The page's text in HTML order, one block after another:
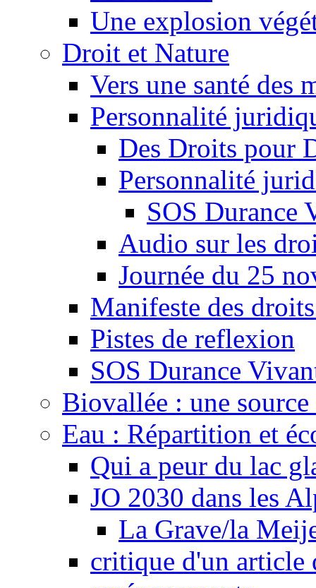
Une explosion
Droit et Nature
Vers une santé des
Personnalité
Des Droits pour
Personnalité
SOS Durance
Audio sur les
Journée du 25
Manifeste des
Pistes de reflexion
SOS Durance
Biovallée : une
Eau : Répartition et
Qui a peur du lac
JO 2030 dans les
La Grave/la
critique d'un article